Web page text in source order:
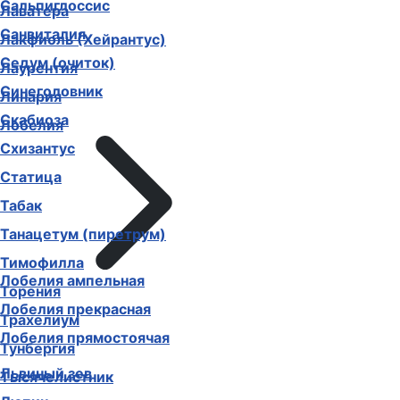
Лаватера
Лакфиоль (Хейрантус)
Лаурентия
Линария
Лобелия
Лобелия ампельная
Лобелия прекрасная
Лобелия прямостоячая
Львиный зев
Сальпиглоссис
Санвиталия
Седум (очиток)
Синеголовник
Скабиоза
Схизантус
Статица
Табак
Танацетум (пиретрум)
Тимофилла
Торения
Трахелиум
Тунбергия
Тысячелистник